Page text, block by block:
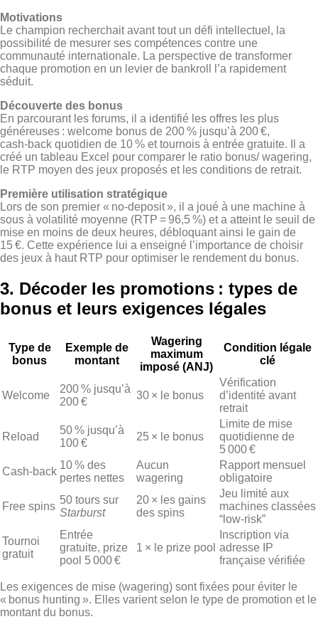
Motivations
Le champion recherchait avant tout un défi intellectuel, la
possibilité de mesurer ses compétences contre une
communauté internationale. La perspective de transformer
chaque promotion en un levier de bankroll l’a rapidement
séduit.
Découverte des bonus
En parcourant les forums, il a identifié les offres les plus
généreuses : welcome bonus de 200 % jusqu’à 200 €,
cash‑back quotidien de 10 % et tournois à entrée gratuite. Il a
créé un tableau Excel pour comparer le ratio bonus/ wagering,
le RTP moyen des jeux proposés et les conditions de retrait.
Première utilisation stratégique
Lors de son premier « no‑deposit », il a joué à une machine à
sous à volatilité moyenne (RTP = 96,5 %) et a atteint le seuil de
mise en moins de deux heures, débloquant ainsi le gain de
15 €. Cette expérience lui a enseigné l’importance de choisir
des jeux à haut RTP pour optimiser le rendement du bonus.
3. Décoder les promotions : types de
bonus et leurs exigences légales
Type de
bonus
Exemple de
montant
Wagering
maximum
imposé (ANJ)
Condition légale
clé
Welcome
200 % jusqu’à
200 €
30 × le bonus
Vérification
d’identité avant
retrait
Reload
50 % jusqu’à
100 €
25 × le bonus
Limite de mise
quotidienne de
5 000 €
Cash‑back
10 % des
pertes nettes
Aucun
wagering
Rapport mensuel
obligatoire
Free spins
50 tours sur
Starburst
20 × les gains
des spins
Jeu limité aux
machines classées
“low‑risk”
Tournoi
gratuit
Entrée
gratuite, prize
pool 5 000 €
1 × le prize pool
Inscription via
adresse IP
française vérifiée
Les exigences de mise (wagering) sont fixées pour éviter le
« bonus hunting ». Elles varient selon le type de promotion et le
montant du bonus.